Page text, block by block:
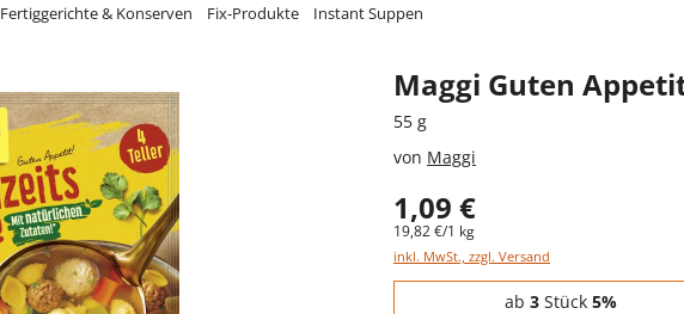
Fertiggerichte & Konserven Fix-Produkte Instant Suppen
Maggi Guten
55 g
von Maggi
1,09 €
19,82 €/1 kg
inkl. MwSt., zzgl. Versand
Staffelpreise - Mengenrabatt
ab 3 Stück 5%